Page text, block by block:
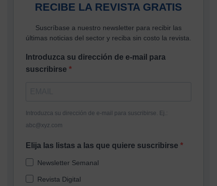
RECIBE LA REVISTA GRATIS
Suscríbase a nuestro newsletter para recibir las
últimas noticias del sector y reciba sin costo la revista.
Introduzca su dirección de e-mail para
suscribirse
Introduzca su dirección de e-mail para suscribirse. Ej.:
abc@xyz.com
Elija las listas a las que quiere suscribirse
Newsletter Semanal
Revista Digital